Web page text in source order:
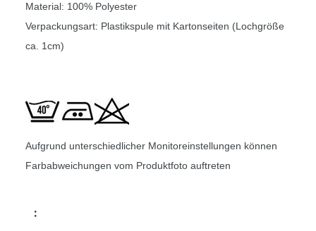
Material: 100% Polyester
Verpackungsart: Plastikspule mit Kartonseiten (Lochgröße
ca. 1cm)
Aufgrund unterschiedlicher Monitoreinstellungen können
Farbabweichungen vom Produktfoto auftreten
: